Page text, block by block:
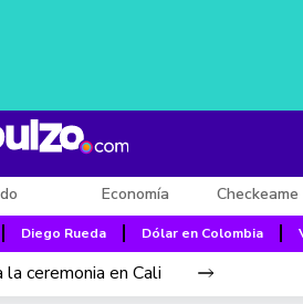
Economía
Diego Rueda Dólar en Colombia
ceremonia en Cali